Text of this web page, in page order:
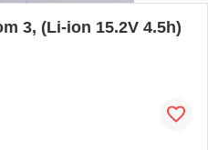
3, (Li-ion 15.2V 4.5h)